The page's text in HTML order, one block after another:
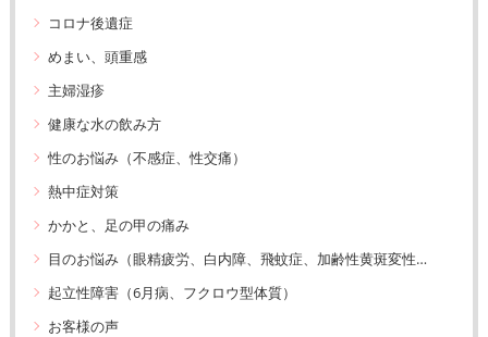
コロナ後遺症
めまい、頭重感
主婦湿疹
健康な水の飲み方
性のお悩み（不感症、性交痛）
熱中症対策
かかと、足の甲の痛み
目のお悩み（眼精疲労、白内障、飛蚊症、加齢性黄斑変性、緑内障）
起立性障害（6月病、フクロウ型体質）
お客様の声